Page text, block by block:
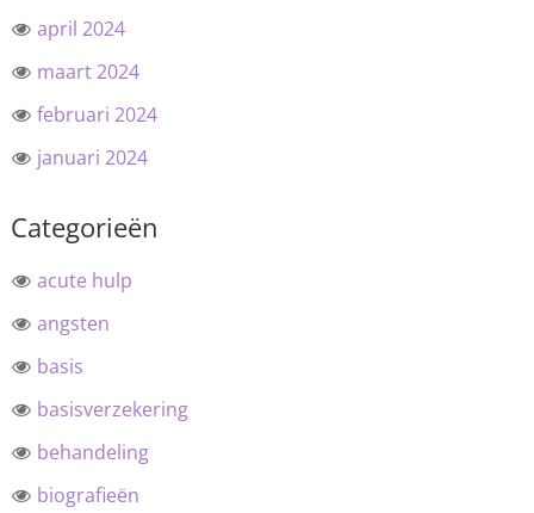
april 2024
maart 2024
februari 2024
januari 2024
Categorieën
acute hulp
angsten
basis
basisverzekering
behandeling
biografieën